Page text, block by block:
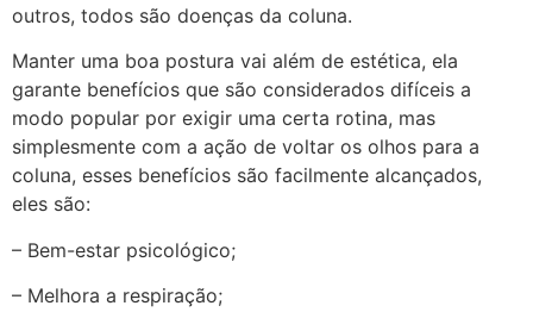
outros, todos são doenças da coluna.
Manter uma boa postura vai além de estética, ela
garante benefícios que são considerados difíceis a
modo popular por exigir uma certa rotina, mas
simplesmente com a ação de voltar os olhos para a
coluna, esses benefícios são facilmente alcançados,
eles são:
– Bem-estar psicológico;
– Melhora a respiração;